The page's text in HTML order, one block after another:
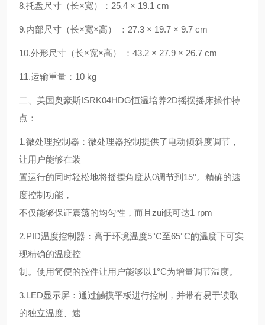
8.托盘尺寸（长×宽）：25.4 × 19.1 cm
9.内部尺寸（长×宽×高） ：27.3 × 19.7 × 9.7 cm
10.外形尺寸（长×宽×高） ：43.2 × 27.9 × 26.7 cm
11.运输重量：10 kg
二、美国奥豪斯ISRK04HDG恒温培养2D摇摆摇床操作特
点：
1.微处理控制器：微处理器控制提供了电动倾斜度调节，
让用户能够在装
置运行的同时轻松地将摇摆角度从0调节到15°。精确的速
度控制功能，
不仅能够保证震荡的均匀性，而且zui低可达1 rpm
2.PID温度控制器：高于环境温度5°C至65°C的温度下可实
现精确的温度控
制。使用简便的控件让用户能够以1°C为增量调节温度。
3.LED显示屏：通过触摸平板进行控制，并带有易于读取
的独立温度、速